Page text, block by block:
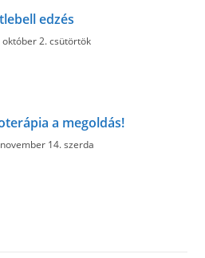
edzés
október 2. csütörtök
a megoldás!
14. szerda